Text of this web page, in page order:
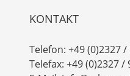
KONTAKT
Telefon: +49 (0)2327 /
Telefax: +49 (0)2327 /